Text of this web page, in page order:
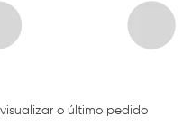
o último pedido